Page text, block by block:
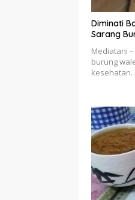
Diminati
Sarang
Mediatani
burung